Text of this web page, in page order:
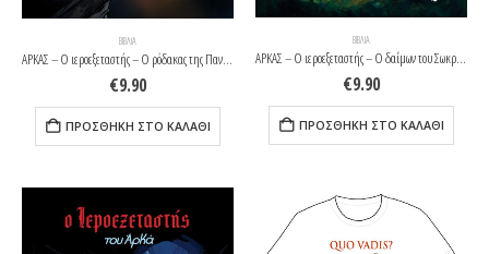
ΒΙΒΛΊΑ
ΑΡΚΑΣ – Ο ιεροεξεταστής – Ο ρόδακας της Παναγίας
€9.90
ΠΡΟΣΘΉΚΗ ΣΤΟ ΚΑΛΆΘΙ
ΒΙΒΛΊΑ
ΑΡΚΑΣ – Ο ιεροεξεταστής – Ο δαίμων του Σωκράτη
€9.90
ΠΡΟΣΘΉΚΗ ΣΤΟ ΚΑΛΆΘΙ